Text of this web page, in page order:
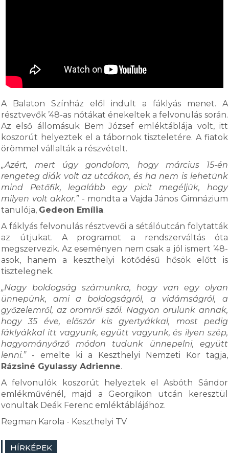
A Balaton Színház elől indult a fáklyás menet. A
résztvevők ’48-as nótákat énekeltek a felvonulás során.
Az első állomásuk Bem József emléktáblája volt, itt
koszorút helyeztek el a tábornok tiszteletére. A fiatok
örömmel vállalták a részvételt.
„Azért, mert úgy gondolom, hogy március 15-én
rengeteg diák volt az utcákon, és ha nem is lehetünk
mind Petőfik, legalább egy picit megéljük, hogy
milyen volt akkor.”- mondta a Vajda János Gimnázium
tanulója, Gedeon Emília.
A fáklyás felvonulás résztvevői a sétálóutcán folytatták
az útjukat. A programot a rendszerváltás óta
megszervezik. Az eseményen nem csak a jól ismert ’48-
asok, hanem a keszthelyi kötődésű hősök előtt is
tisztelegnek.
„Nagy boldogság számunkra, hogy van egy olyan
ünnepünk, ami a boldogságról, a vidámságról, a
győzelemről, az örömről szól. Nagyon örülünk annak,
hogy 35 éve, először kis gyertyákkal, most pedig
fáklyákkal itt vagyunk, együtt vagyunk, és ilyen szép,
hagyományőrző módon tudunk ünnepelni, együtt
lenni.”- emelte ki a Keszthelyi Nemzeti Kör tagja,
Rázsiné Gyulassy Adrienne.
A felvonulók koszorút helyeztek el Asbóth Sándor
emlékművénél, majd a Georgikon utcán keresztül
vonultak Deák Ferenc emléktáblájához.
Regman Karola - Keszthelyi TV
HÍRKÉPEK